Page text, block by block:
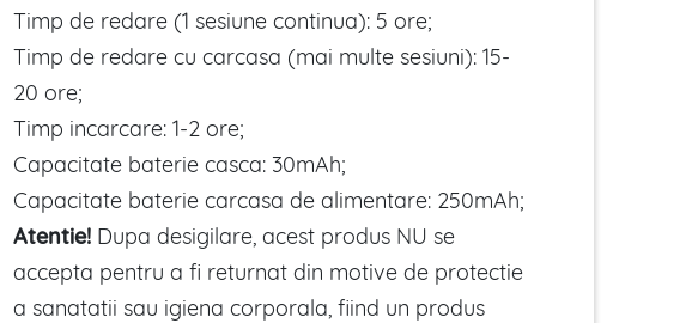
Timp de redare (1 sesiune continua): 5 ore;
Timp de redare cu carcasa (mai multe sesiuni): 15-
20 ore;
Timp incarcare: 1-2 ore;
Capacitate baterie casca: 30mAh;
Capacitate baterie carcasa de alimentare: 250mAh;
Atentie! Dupa desigilare, acest produs NU se
accepta pentru a fi returnat din motive de protectie
a sanatatii sau igiena corporala, fiind un produs